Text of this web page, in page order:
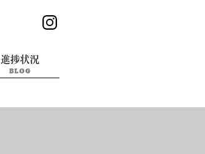
進捗状況
BLOG